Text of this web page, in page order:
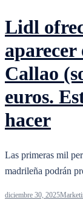
Lidl
Callao
euros.
hacer
Las primeras mil
madrileña podrán
diciembre 30, 2025